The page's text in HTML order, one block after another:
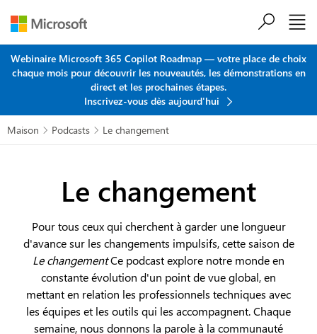
Webinaire Microsoft 365 Copilot Roadmap — votre place de choix
chaque mois pour découvrir les nouveautés, les démonstrations en
direct et les prochaines étapes.
Inscrivez-vous dès aujourd'hui
Maison  Podcasts  Le changement
Le changement
Pour tous ceux qui cherchent à garder une longueur
d'avance sur les changements impulsifs, cette saison de
Le changementCe podcast explore notre monde en
constante évolution d'un point de vue global, en
mettant en relation les professionnels techniques avec
les équipes et les outils qui les accompagnent. Chaque
semaine, nous donnons la parole à la communauté